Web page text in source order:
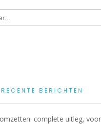
RECENTE BERICHTEN
complete uitleg,